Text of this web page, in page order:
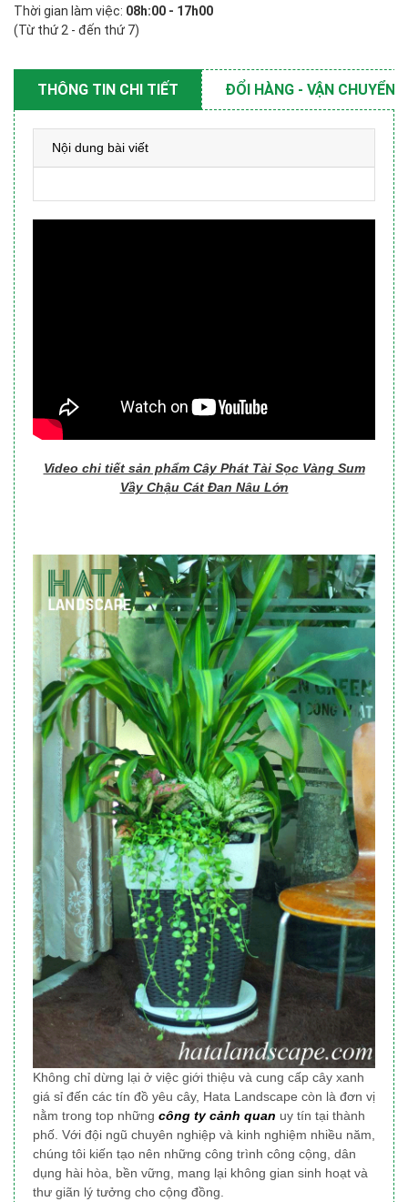
Thời gian làm việc: 08h:00 - 17h00
(Từ thứ 2 - đến thứ 7)
THÔNG TIN CHI TIẾT ĐỔI HÀNG - VẬN CHUYỂN
Nội dung bài viết
Video chi tiết sản phẩm Cây Phát Tài Sọc Vàng Sum
Vầy Chậu Cát Đan Nâu Lớn​
Không chỉ dừng lại ở việc giới thiệu và cung cấp cây xanh
giá sỉ đến các tín đồ yêu cây, Hata Landscape còn là đơn vị
nằm trong top những công ty cảnh quan uy tín tại thành
phố . Với đội ngũ chuyên nghiệp và kinh nghiệm nhiều năm,
chúng tôi kiến tạo nên những công trình công cộng, dân
dụng hài hòa, bền vững, mang lại không gian sinh hoạt và
thư giãn lý tưởng cho cộng đồng.